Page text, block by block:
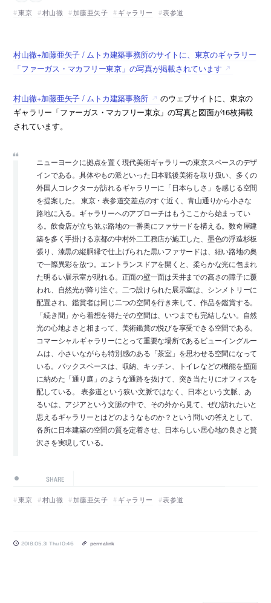
東京
村山徹 加藤亜矢子 ギャラリー 表参道
村山徹+加藤亜矢子 / ムトカ建築事務所のサイトに、東京のギャラリー
「ファーガス・マカフリー東京」の写真が掲載されています
村山徹+加藤亜矢子 / ムトカ建築事務所
のウェブサイトに、東京の
ギャラリー「ファーガス・マカフリー東京」の写真と図面が16枚掲載
されています。
ニューヨークに拠点を置く現代美術ギャラリーの東京スペースのデザ
インである。具体やもの派といった日本戦後美術を取り扱い、多くの
外国人コレクターが訪れるギャラリーに「日本らしさ」を感じる空間
を提案した。 東京・表参道交差点のすぐ近く、青山通りから小さな
路地に入る。ギャラリーへのアプローチはもうここから始まってい
る。飲食店が立ち並ぶ路地の一番奥にファサードを構える。数奇屋建
築を多く手掛ける京都の中村外二工務店が施工した、墨色の浮造杉板
張り、漆黒の縦胴縁で仕上げられた黒いファサードは、細い路地の奥
で一際異彩を放つ。エントランスドアを開くと、柔らかな光に包まれ
た明るい展示室が現れる。正面の壁一面は天井までの高さの障子に覆
われ、自然光が降り注ぐ。二つ設けられた展示室は、シンメトリーに
配置され、鑑賞者は同じ二つの空間を行き来して、作品を鑑賞する。
「続き間」から着想を得たその空間は、いつまでも完結しない。自然
光の心地よさと相まって、美術鑑賞の悦びを享受できる空間である。
コマーシャルギャラリーにとって重要な場所であるビューイングルー
ムは、小さいながらも特別感のある「茶室」を思わせる空間になって
いる。バックスペースは、収納、キッチン、トイレなどの機能を壁面
に納めた「通り庭」のような通路を抜けて、突き当たりにオフィスを
配している。 表参道という狭い文脈ではなく、日本という文脈、あ
るいは、アジアという文脈の中で、その外から見て、ぜひ訪れたいと
思えるギャラリーとはどのようなものか？という問いの答えとして、
各所に日本建築の空間の質を定着させ、日本らしい居心地の良さと贅
沢さを実現している。
SHARE
東京 村山徹 加藤亜矢子 ギャラリー 表参道
2018.05.31 Thu 10:46 permalink